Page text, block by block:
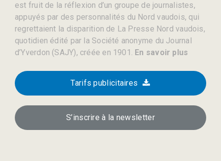
est fruit de la réflexion d’un groupe de journalistes,
appuyés par des personnalités du Nord vaudois, qui
regrettaient la disparition de La Presse Nord vaudois,
quotidien édité par la Société anonyme du Journal
d’Yverdon (SAJY), créée en 1901. En savoir plus
Tarifs publicitaires
S’inscrire à la newsletter